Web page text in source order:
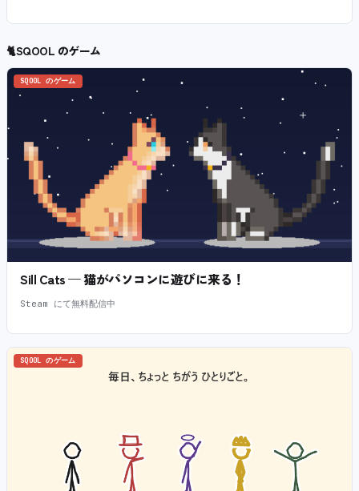
🐈SQOOL のゲーム
SQOOL のゲーム
Sill Cats — 猫がパソコンに遊びに来る！
Steam にて無料配信中
SQOOL のゲーム